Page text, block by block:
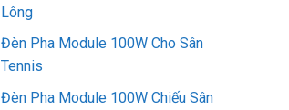
Lông
Đèn Pha Module 100W Cho Sân
Tennis
Đèn Pha Module 100W Chiếu Sân